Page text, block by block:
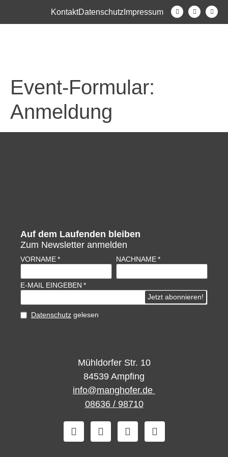
KontaktDatenschutz Impressum
Event-Formular:
Anmeldung
Auf dem Laufenden bleiben
Zum Newsletter anmelden
VORNAME NACHNAME
E-MAIL EINGEBEN
Datenschutz gelesen
Mühldorfer Str. 10
84539 Ampfing
info@manghofer.de
08636 / 98710